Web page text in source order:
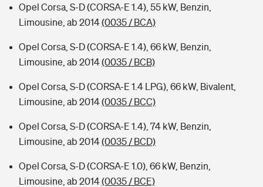
Opel Corsa, S-D (CORSA-E 1.4), 55 kW, Benzin,
Limousine, ab 2014(0035 / BCA)
Opel Corsa, S-D (CORSA-E 1.4), 66 kW, Benzin,
Limousine, ab 2014(0035 / BCB)
Opel Corsa, S-D (CORSA-E 1.4 LPG), 66 kW, Bivalent,
Limousine, ab 2014(0035 / BCC)
Opel Corsa, S-D (CORSA-E 1.4), 74 kW, Benzin,
Limousine, ab 2014(0035 / BCD)
Opel Corsa, S-D (CORSA-E 1.0), 66 kW, Benzin,
Limousine, ab 2014(0035 / BCE)